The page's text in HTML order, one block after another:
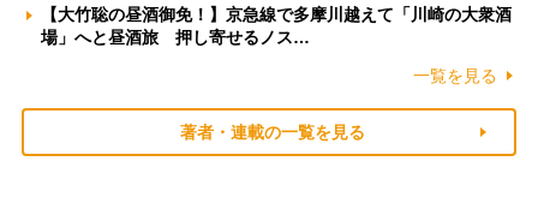
【大竹聡の昼酒御免！】京急線で多摩川越えて「川崎の大衆酒
場」へと昼酒旅 押し寄せるノス…
一覧を見る
著者・連載の一覧を見る